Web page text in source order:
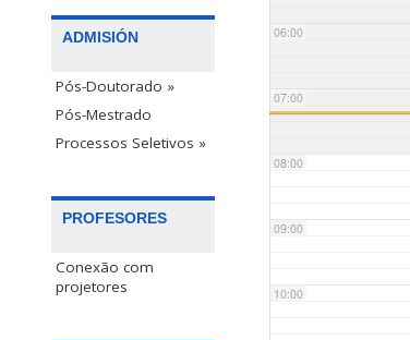
ADMISIÓN
Pós-Doutorado »
Pós-Mestrado
Processos Seletivos »
PROFESORES
Conexão com
projetores
06:00
07:00
08:00
09:00
10:00